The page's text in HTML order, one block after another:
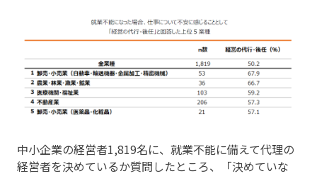
中小企業の経営者1,819名に、就業不能に備えて代理の
経営者を決めているか質問したところ、「決めていな